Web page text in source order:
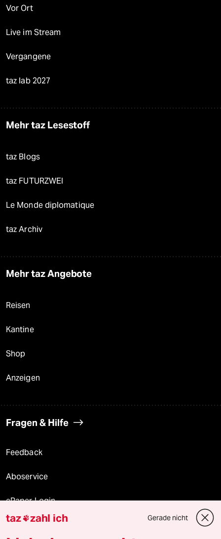
Vor Ort
Live im Stream
Vergangene
taz lab 2027
Mehr taz Lesestoff
taz Blogs
taz FUTURZWEI
Le Monde diplomatique
taz Archiv
Mehr taz Angebote
Reisen
Kantine
Shop
Anzeigen
Fragen & Hilfe
Feedback
Aboservice
ePaper Login
Downloads für Abonnierende
taz zahl ich Gerade nicht